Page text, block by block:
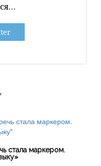
стала маркером.